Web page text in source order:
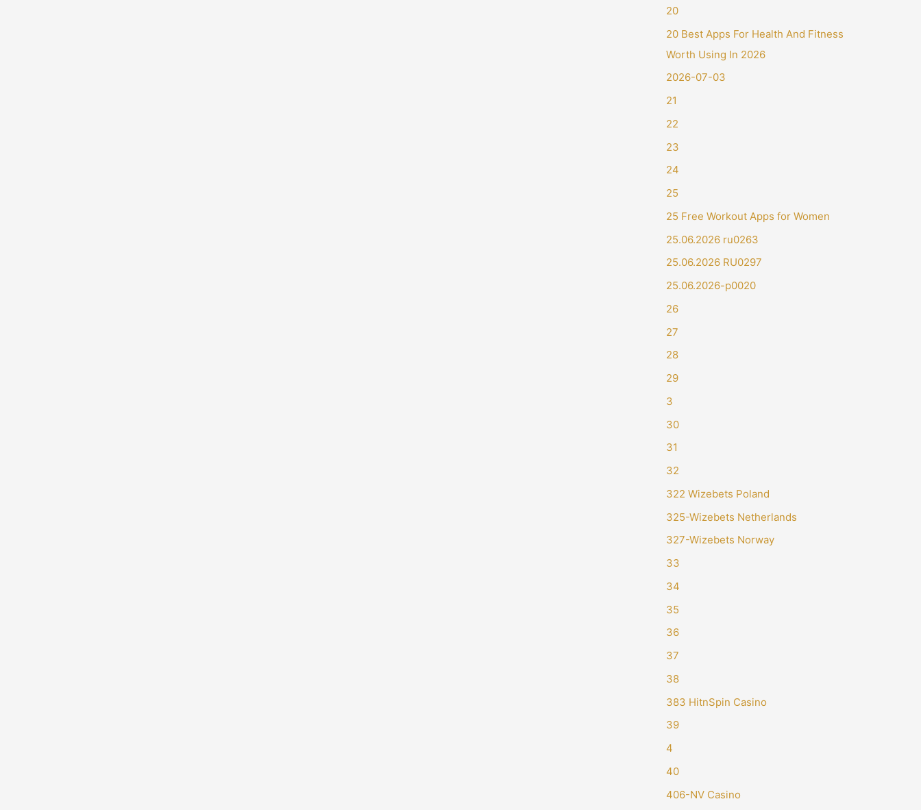
20
20 Best Apps For Health And Fitness
Worth Using In 2026
2026-07-03
21
22
23
24
25
25 Free Workout Apps for Women
25.06.2026 ru0263
25.06.2026 RU0297
25.06.2026-p0020
26
27
28
29
3
30
31
32
322 Wizebets Poland
325-Wizebets Netherlands
327-Wizebets Norway
33
34
35
36
37
38
383 HitnSpin Casino
39
4
40
406-NV Casino